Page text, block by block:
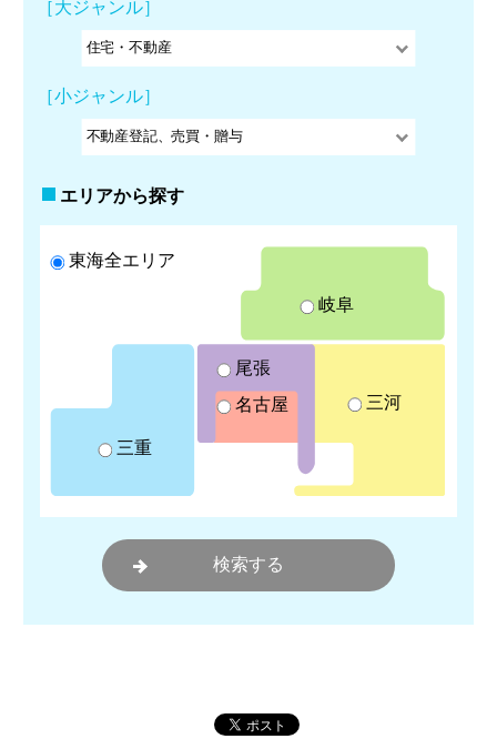
［大ジャンル］
［小ジャンル］
エリアから探す
東海全エリア
岐阜
三重
尾張
名古屋
三河